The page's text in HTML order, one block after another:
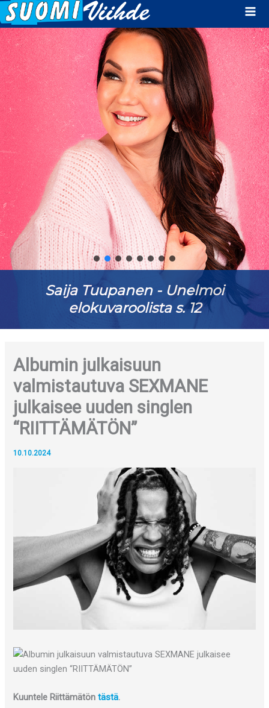
Saija Tuupanen - Unelmoi
elokuvaroolista s. 12
Albumin julkaisuun
valmistautuva SEXMANE
julkaisee uuden singlen
“RIITTÄMÄTÖN”
10.10.2024
Kuuntele Riittämätöntästä.